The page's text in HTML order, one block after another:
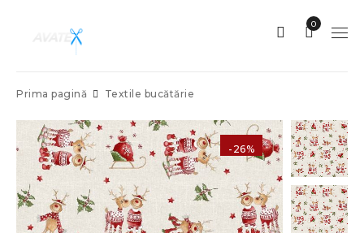
0
Prima pagină Textile bucătărie
-26%